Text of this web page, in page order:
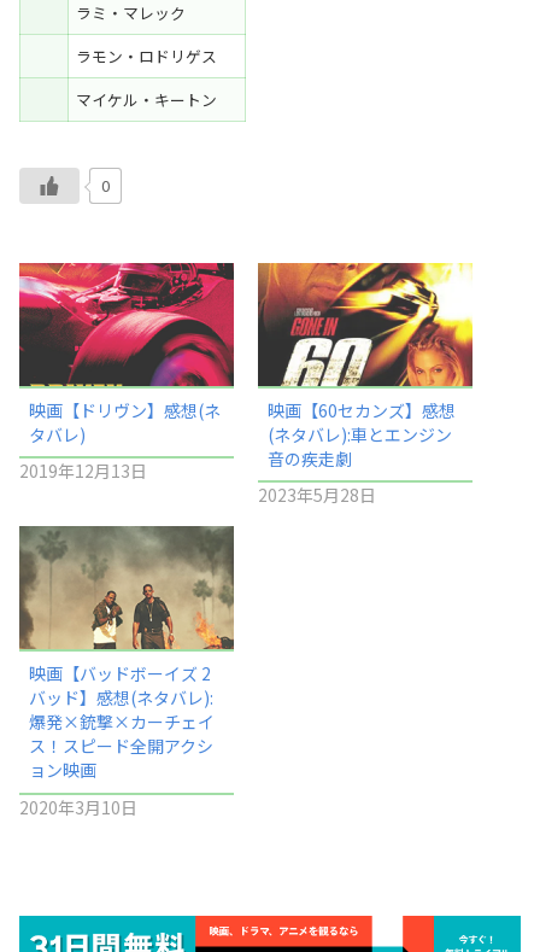
ラミ・マレック
ラモン・ロドリゲス
マイケル・キートン
0
映画【ドリヴン】感想(ネ
タバレ)
2019年12月13日
映画【60セカンズ】感想
(ネタバレ):車とエンジン
音の疾走劇
2023年5月28日
映画【バッドボーイズ 2
バッド】感想(ネタバレ):
爆発×銃撃×カーチェイ
ス！スピード全開アクシ
ョン映画
2020年3月10日